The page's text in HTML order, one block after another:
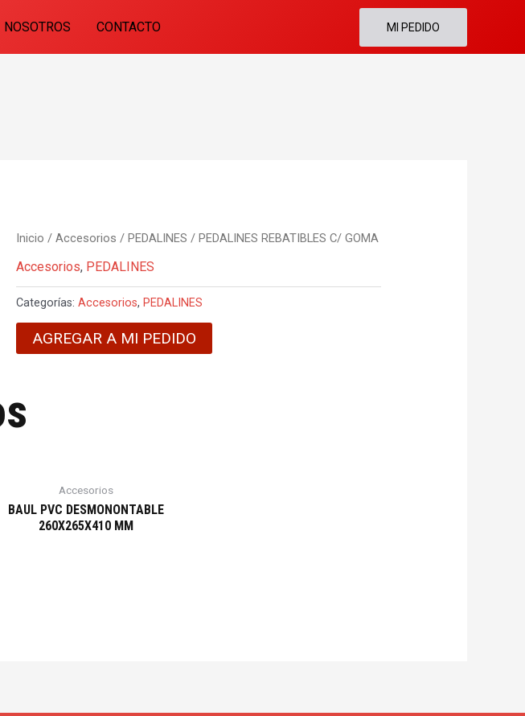
NOSOTROS CONTACTO MI PEDIDO
Inicio /Accesorios / PEDALINES / PEDALINES REBATIBLES C/ GOMA
Accesorios, PEDALINES
Categorías:Accesorios, PEDALINES
AGREGAR A MI PEDIDO
Accesorios
BAUL PVC DESMONONTABLE
260X265X410 MM